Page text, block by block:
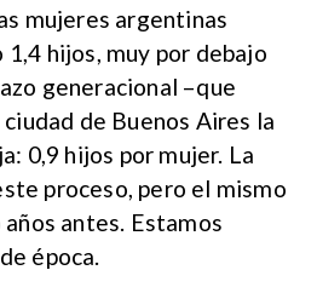
mujeres argentinas
hijos, muy por debajo
generacional –que
de Buenos Aires la
0,9 hijos por mujer. La
proceso, pero el mismo
antes. Estamos
época.